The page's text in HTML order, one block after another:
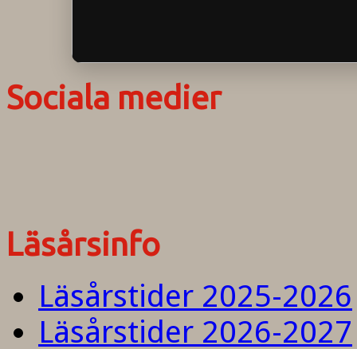
Sociala medier
Läsårsinfo
Läsårstider 2025-2026
Läsårstider 2026-2027